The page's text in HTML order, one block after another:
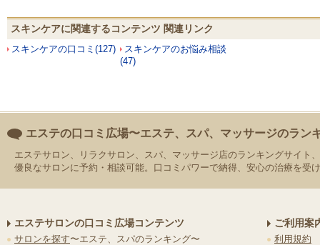
スキンケアに関連するコンテンツ 関連リンク
スキンケアの口コミ(127)
スキンケアのお悩み相談
(47)
エステの口コミ広場〜エステ、スパ、マッサージのラン
エステサロン、リラクサロン、スパ、マッサージ店のランキングサイト
優良なサロンに予約・相談可能。口コミパワーで納得、安心の治療を受
エステサロンの口コミ広場コンテンツ
サロンを探す〜エステ、スパのランキング〜
ご利用案
利用規約